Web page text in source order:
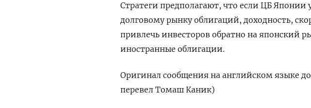
Стратеги предполагают, что если ЦБ
долговому рынку облигаций, доходность,
привлечь инвесторов обратно на японский
иностранные облигации.
Оригинал сообщения на английском языке
перевел Томаш Каник)